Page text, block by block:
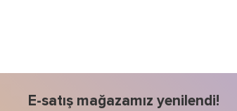
E-satış mağazamız yenilendi!